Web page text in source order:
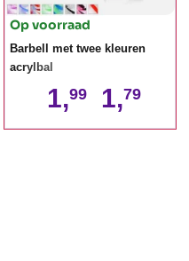
Op voorraad
Barbell met twee kleuren
acrylbal
1,99 1,79